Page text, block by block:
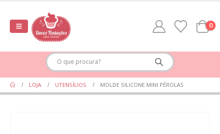
0
LOJA UTENSÍLIOS MOLDE SILICONE MINI PÉROLAS